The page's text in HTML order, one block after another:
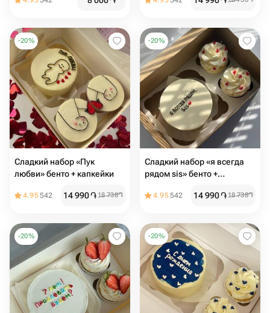
-20%
Сладкий набор «Пук
любви» бенто + капкейки
4.95542 14 990֏18 738֏
-20%
Сладкий набор «я всегда
рядом sis» бенто +
4.95542 14 990֏18 738֏
-20% -20%